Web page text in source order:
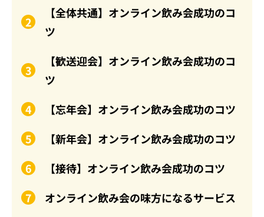
【全体共通】オンライン飲み会成功のコ
ツ
【歓送迎会】オンライン飲み会成功のコ
ツ
【忘年会】オンライン飲み会成功のコツ
【新年会】オンライン飲み会成功のコツ
【接待】オンライン飲み会成功のコツ
オンライン飲み会の味方になるサービス